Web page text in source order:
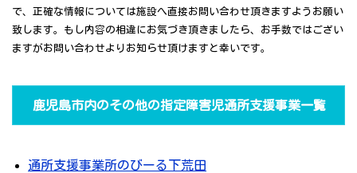
で、正確な情報については施設へ直接お問い合わせ頂きますようお願い
致します。もし内容の相違にお気づき頂きましたら、お手数ではござい
ますがお問い合わせよりお知らせ頂けますと幸いです。
鹿児島市内のその他の指定障害児通所支援事業一覧
通所支援事業所のびーる下荒田